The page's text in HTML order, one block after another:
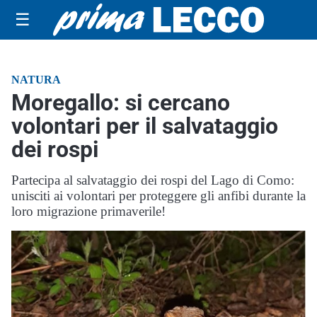
☰
NATURA
Moregallo: si cercano
volontari per il salvataggio
dei rospi
Partecipa al salvataggio dei rospi del Lago di Como:
unisciti ai volontari per proteggere gli anfibi durante la
loro migrazione primaverile!